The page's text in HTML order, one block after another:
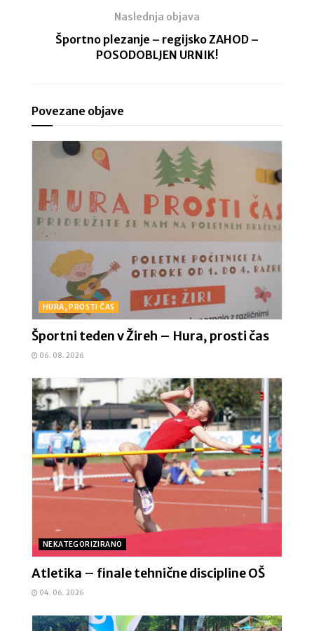
Naslednja objava
Športno plezanje – regijsko ZAHOD –
POSODOBLJEN URNIK!
Povezane objave
HURA, PROSTI ČAS
Športni teden v Žireh – Hura, prosti čas
06. 08. 2026
NEKATEGORIZIRANO
Atletika – finale tehnične discipline OŠ
04. 06. 2026